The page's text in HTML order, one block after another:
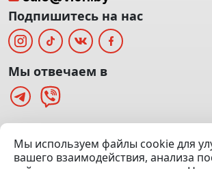
(Офис: 5 этаж | Осмотр авто: 5 этаж)
Мы используем файлы cookie для
вашего взаимодействия, анализа
Подпишитесь на нас
Мы отвечаем в